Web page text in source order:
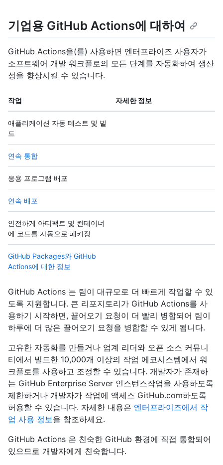
기업용 GitHub Actions에 대하여
GitHub Actions을(를) 사용하면 엔터프라이즈 사용자가
소프트웨어 개발 워크플로의 모든 단계를 자동화하여 생산
성을 향상시킬 수 있습니다.
작업 자세한 정보
애플리케이션 자동 테스트 및 빌
드
연속 통합
응용 프로그램 배포
연속 배포
안전하게 아티팩트 및 컨테이너
에 코드를 자동으로 패키징
GitHub Packages와 GitHub
Actions에 대한 정보
GitHub Actions 는 팀이 대규모로 더 빠르게 작업할 수 있
도록 지원합니다. 큰 리포지토리가 GitHub Actions를 사
용하기 시작하면, 끌어오기 요청이 더 빨리 병합되어 팀이
하루에 더 많은 끌어오기 요청을 병합할 수 있게 됩니다.
고유한 자동화를 만들거나 업계 리더와 오픈 소스 커뮤니
티에서 빌드한 10,000개 이상의 작업 에코시스템에서 워
크플로를 사용하고 조정할 수 있습니다. 개발자가 존재하
는 GitHub Enterprise Server 인스턴스작업을 사용하도록
제한하거나 개발자가 작업에 액세스 GitHub.com하도록
허용할 수 있습니다. 자세한 내용은 엔터프라이즈에서 작
업 사용 정보을 참조하세요.
GitHub Actions 은 친숙한 GitHub 환경에 직접 통합되어
있으므로 개발자에게 친숙합니다.